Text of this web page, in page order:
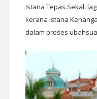
Istana Tepas.Sekali
kerana Istana
dalam proses